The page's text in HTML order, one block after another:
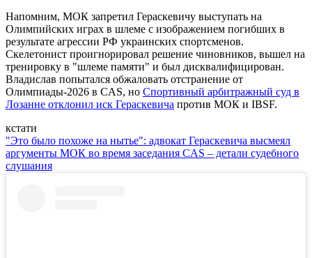
Напомним, МОК запретил Гераскевичу выступать на
Олимпийских играх в шлеме с изображением погибших в
результате агрессии РФ украинских спортсменов.
Скелетонист проигнорировал решение чиновников, вышел на
тренировку в "шлеме памяти" и был дисквалифицирован.
Владислав попытался обжаловать отстранение от
Олимпиады-2026 в CAS, но Спортивный арбитражный суд в
Лозанне отклонил иск Гераскевича против МОК и IBSF.
кстати
"Это было похоже на нытье": адвокат Гераскевича высмеял
аргументы МОК во время заседания CAS – детали судебного
слушания